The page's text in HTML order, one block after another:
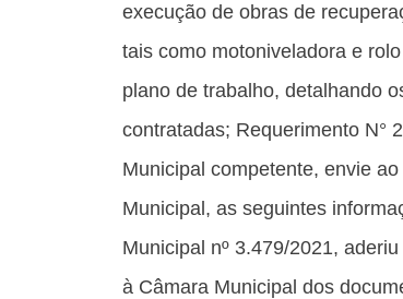
execução de obras de
tais como motoniveladora e
plano de trabalho, detalhando
contratadas; Requerimento N°
Municipal competente, envie
Municipal, as seguintes
Municipal nº 3.479/2021,
à Câmara Municipal dos